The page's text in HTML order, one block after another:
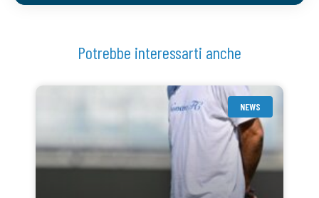
Potrebbe interessarti anche
NEWS